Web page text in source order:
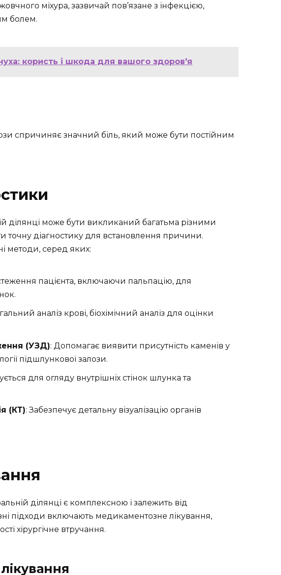
міхура, зазвичай пов’язане з інфекцією,
болем.
користь і шкода для вашого здоров'я
спричиняє значний біль, який може бути постійним
ділянці може бути викликаний багатьма різними
точну діагностику для встановлення причини.
методи, серед яких:
пацієнта, включаючи пальпацію, для
аналіз крові, біохімічний аналіз для оцінки
(УЗД): Допомагає виявити присутність каменів у
підшлункової залози.
для огляду внутрішніх стінок шлунка та
(КТ): Забезпечує детальну візуалізацію органів
ділянці є комплексною і залежить від
підходи включають медикаментозне лікування,
хірургічне втручання.